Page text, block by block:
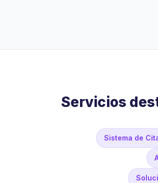
Servicios
Sistema de